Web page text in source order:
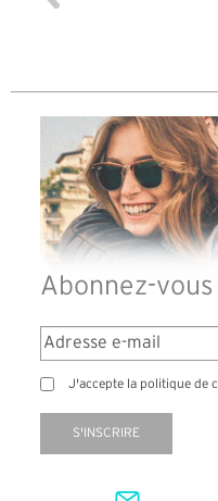
Abonnez-
J'accepte la politique de
S'INSCRIRE